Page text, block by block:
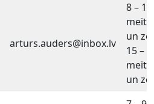
arturs.auders@inbox.lv
8 –
un
15 –
un